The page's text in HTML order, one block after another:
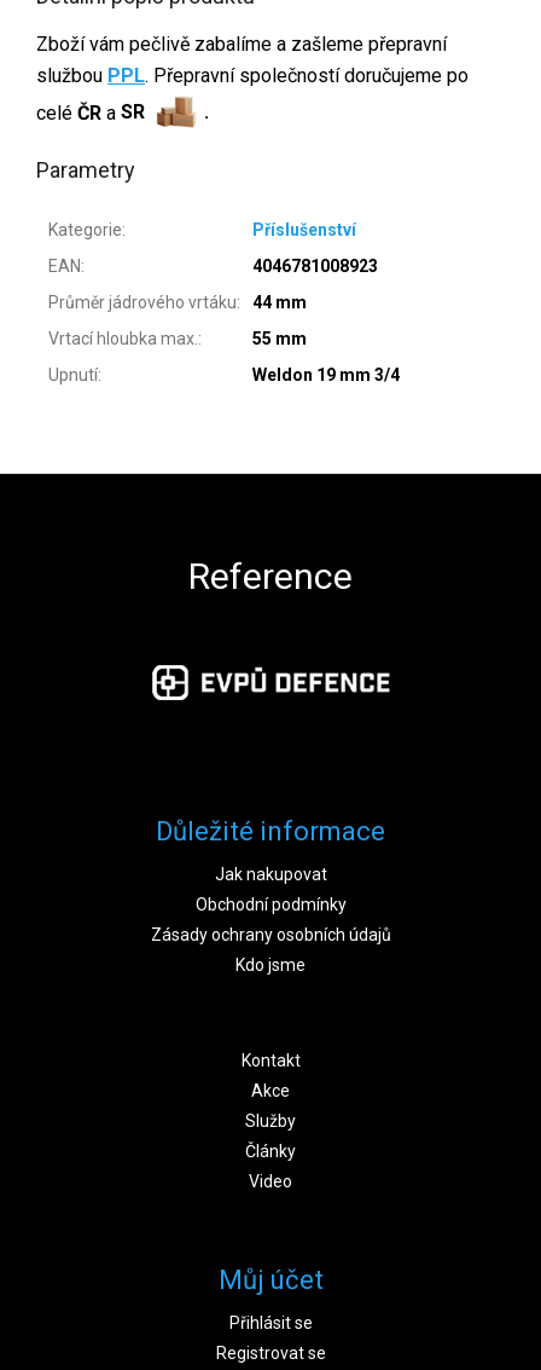
Zboží vám pečlivě zabalíme a zašleme přepravní
službou PPL. Přepravní společností doručujeme po
celé ČR a SR .
Parametry
Kategorie:
Příslušenství
EAN:
4046781008923
Průměr jádrového vrtáku:
44 mm
Vrtací hloubka max.:
55 mm
Upnutí: Weldon 19 mm 3/4
Reference
Důležité informace
Jak nakupovat
Obchodní podmínky
Zásady ochrany osobních údajů
Kdo jsme
Kontakt
Akce
Služby
Články
Video
Můj účet
Přihlásit se
Registrovat se